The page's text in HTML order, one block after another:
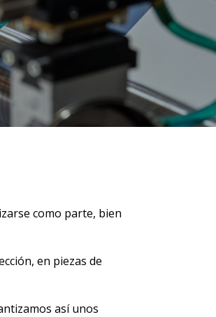
como parte, bien
en piezas de
así unos